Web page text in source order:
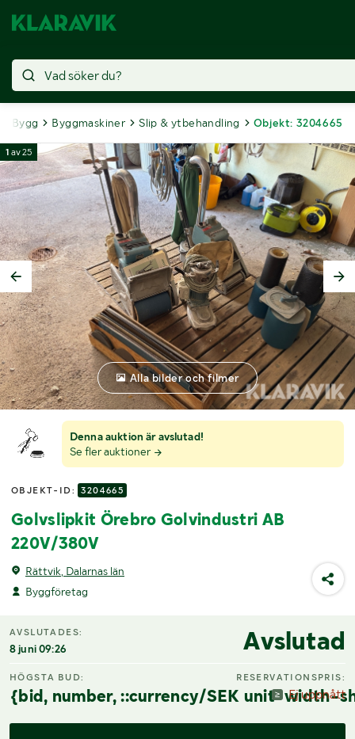
Bygg Byggmaskiner Slip & ytbehandling Objekt: 3204665
Denna auktion är avslutad!
Se fler auktioner
OBJEKT-ID: 3204665
Golvslipkit Örebro Golvindustri AB
220V/380V
Rättvik, Dalarnas län
Byggföretag
1 av25
Alla bilder och filmer
AVSLUTADES:
8 juni 09:26 Avslutad
HÖGSTA BUD:
{bid, number, ::currency/SEK unit-width-
RESERVATIONSPRIS:
Ej uppnått